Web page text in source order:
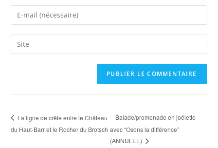
t
r
n
La ligne de crête entre le Château
du Haut-Barr et le Rocher du Brotsch
Balade/promenade en joëlette
avec “Osons la différence”
(ANNULEE)